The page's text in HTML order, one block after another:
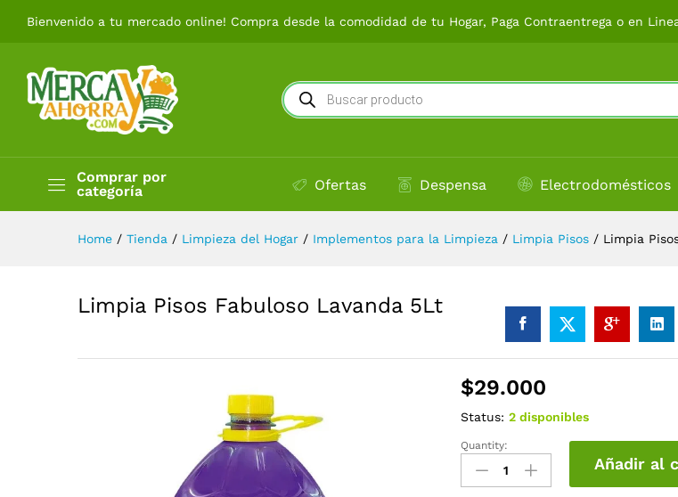
Bienvenido a tu mercado online! Compra desde la comodidad de tu Hogar, Paga Contraentrega o en
Búsqueda
de
productos
Comprar por
categoría
Bebidas, Pasabocas y
Ofertas Despensa Electrodomésticos
Home / Tienda / Limpieza del Hogar / Implementos para la Limpieza / Limpia Pisos / Limpia
Limpia Pisos Fabuloso Lavanda 5Lt
$29.000
Status: 2 disponibles
Limpia
Pisos
Fabuloso
Quantity:
Añadir al
Limpia Pisos Fabuloso Lavanda 5Lt